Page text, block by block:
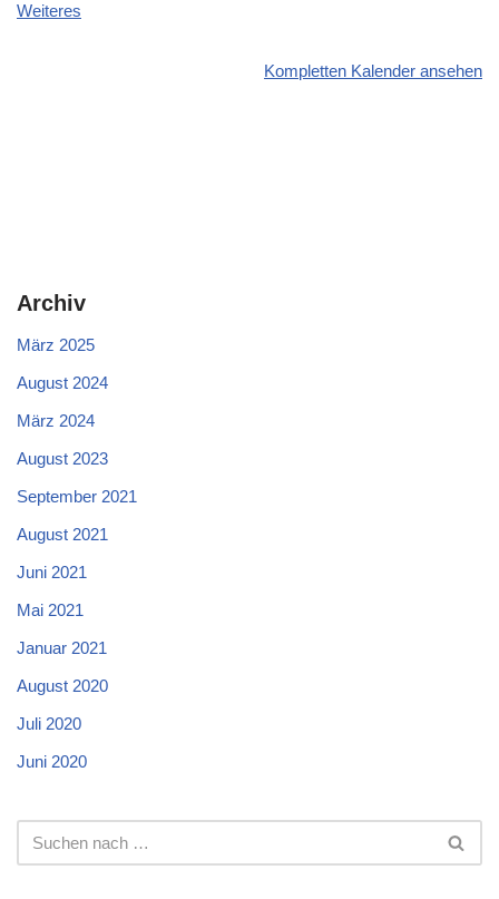
Weiteres
Kompletten Kalender ansehen
Archiv
März 2025
August 2024
März 2024
August 2023
September 2021
August 2021
Juni 2021
Mai 2021
Januar 2021
August 2020
Juli 2020
Juni 2020